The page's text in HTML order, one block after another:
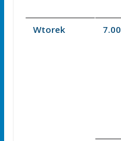
Wtorek
7.00